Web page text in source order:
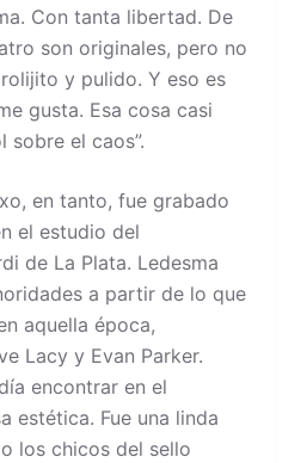
Con tanta libertad. De
son originales, pero no
y pulido. Y eso es
gusta. Esa cosa casi
sobre el caos”.
en tanto, fue grabado
el estudio del
de La Plata. Ledesma
a partir de lo que
aquella época,
Lacy y Evan Parker.
encontrar en el
estética. Fue una linda
los chicos del sello